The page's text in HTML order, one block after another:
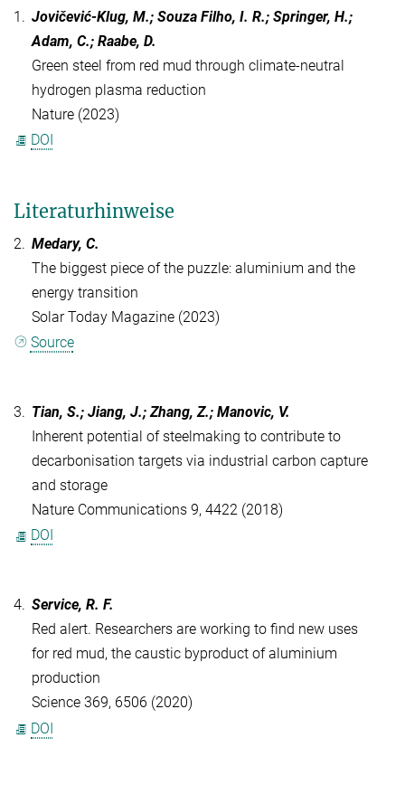
1. Jovičević-Klug, M.; Souza Filho, I. R.; Springer, H.;
Adam, C.; Raabe, D.
Green steel from red mud through climate-neutral
hydrogen plasma reduction
Nature (2023)
DOI
Literaturhinweise
2. Medary, C.
The biggest piece of the puzzle: aluminium and the
energy transition
Solar Today Magazine (2023)
Source
3. Tian, S.; Jiang, J.; Zhang, Z.; Manovic, V.
Inherent potential of steelmaking to contribute to
decarbonisation targets via industrial carbon capture
and storage
Nature Communications 9, 4422 (2018)
DOI
4. Service, R. F.
Red alert. Researchers are working to find new uses
for red mud, the caustic byproduct of aluminium
production
Science 369, 6506 (2020)
DOI